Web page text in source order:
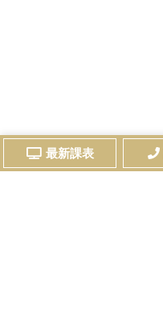
最新課表